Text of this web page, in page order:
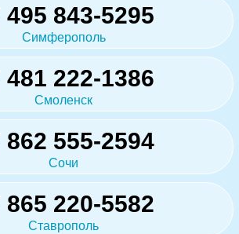
495 843-5295
Симферополь
481 222-1386
Смоленск
862 555-2594
Сочи
865 220-5582
Ставрополь